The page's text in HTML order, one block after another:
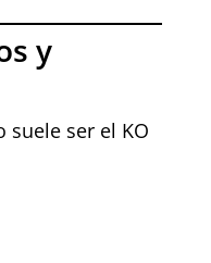
y
ser el KO